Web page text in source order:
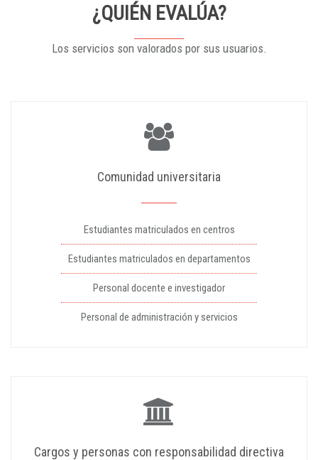
¿QUIÉN EVALÚA?
Los servicios son valorados por sus usuarios.
Comunidad universitaria
Estudiantes matriculados en centros
Estudiantes matriculados en departamentos
Personal docente e investigador
Personal de administración y servicios
Cargos y personas con responsabilidad directiva